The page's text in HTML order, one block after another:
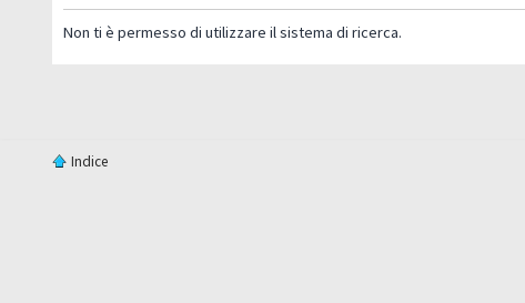
Non ti è permesso di utilizzare il sistema di ricerca.
Indice